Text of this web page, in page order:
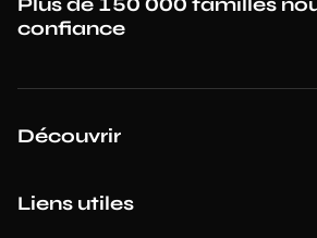
confiance
Découvrir
Liens utiles